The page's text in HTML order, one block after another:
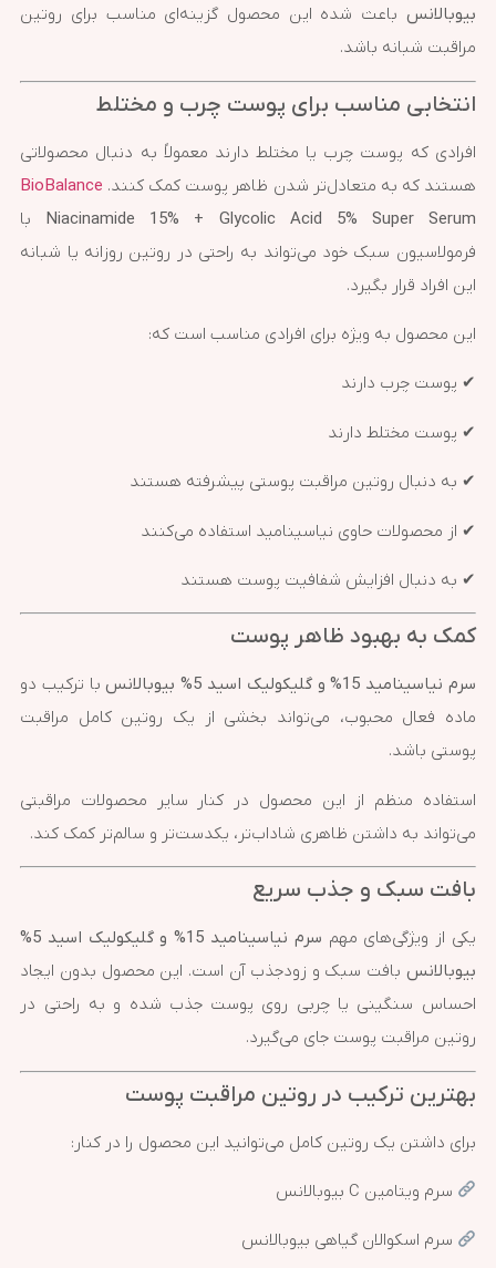
بیوبالانس باعث شده این محصول گزینه‌ای مناسب برای روتین
مراقبت شبانه باشد.
انتخابی مناسب برای پوست چرب و مختلط
افرادی که پوست چرب یا مختلط دارند معمولاً به دنبال محصولاتی
هستند که به متعادل‌تر شدن ظاهر پوست کمک کنند. BioBalance
Niacinamide 15% + Glycolic Acid 5% Super Serum با
فرمولاسیون سبک خود می‌تواند به راحتی در روتین روزانه یا شبانه
این افراد قرار بگیرد.
این محصول به ویژه برای افرادی مناسب است که:
✔ پوست چرب دارند
✔ پوست مختلط دارند
✔ به دنبال روتین مراقبت پوستی پیشرفته هستند
✔ از محصولات حاوی نیاسینامید استفاده می‌کنند
✔ به دنبال افزایش شفافیت پوست هستند
کمک به بهبود ظاهر پوست
سرم نیاسینامید 15% و گلیکولیک اسید 5% بیوبالانس
با ترکیب دو
ماده فعال محبوب، می‌تواند بخشی از یک روتین کامل مراقبت
پوستی باشد.
استفاده منظم از این محصول در کنار سایر محصولات مراقبتی
می‌تواند به داشتن ظاهری شاداب‌تر، یکدست‌تر و سالم‌تر کمک کند.
بافت سبک و جذب سریع
یکی از ویژگی‌های مهم
سرم نیاسینامید 15% و گلیکولیک اسید 5%
بیوبالانس بافت سبک و زودجذب آن است. این محصول بدون ایجاد
احساس سنگینی یا چربی روی پوست جذب شده و به راحتی در
روتین مراقبت پوست جای می‌گیرد.
بهترین ترکیب در روتین مراقبت پوست
برای داشتن یک روتین کامل می‌توانید این محصول را در کنار:
سرم ویتامین C بیوبالانس
سرم اسکوالان گیاهی بیوبالانس